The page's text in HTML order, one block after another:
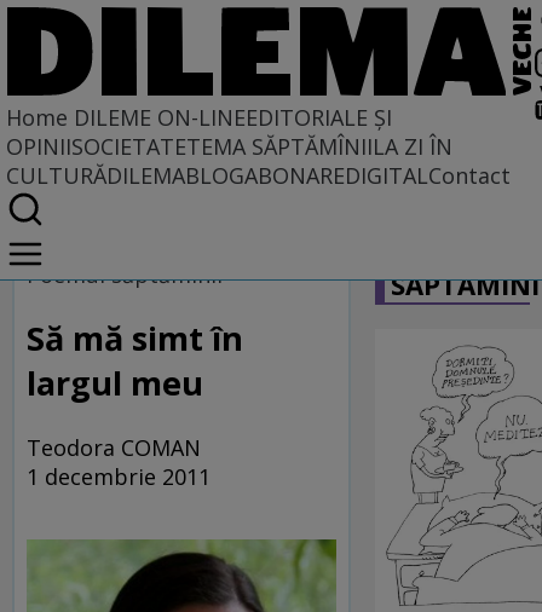
Home DILEME ON-LINEEDITORIALE ȘI
OPINIISOCIETATETEMA SĂPTĂMÎNIILA ZI ÎN
CULTURĂDILEMABLOGABONAREDIGITALContact
Home
Dileme on-line
Poemul săptămînii
Să mă simt în
largul meu
Teodora COMAN
1 decembrie 2011